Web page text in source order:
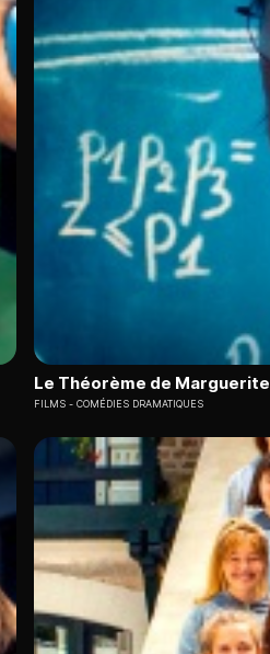
Le Théorème de Marguerite
FILMS COMÉDIES DRAMATIQUES